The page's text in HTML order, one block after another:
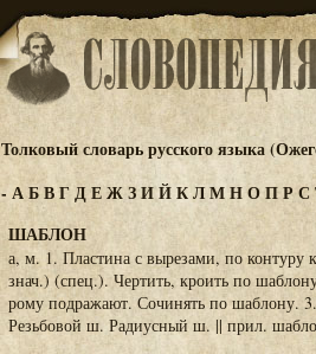
Толковый словарь русского языка
-АБВГДЕЖЗИЙКЛМНОПРС
ШАБЛОН
а, м. 1. Пластина с вырезами, по контуру
знач.) (спец.). Чертить, кроить по
рому подражают. Сочинять по шаблону.
Резьбовой ш. Радиусный ш. || прил.